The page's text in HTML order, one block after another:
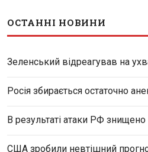
ОСТАННІ НОВИНИ
Зеленський відреагував на
Росія збирається остаточно
В результаті атаки РФ знищено
США зробили невтішний